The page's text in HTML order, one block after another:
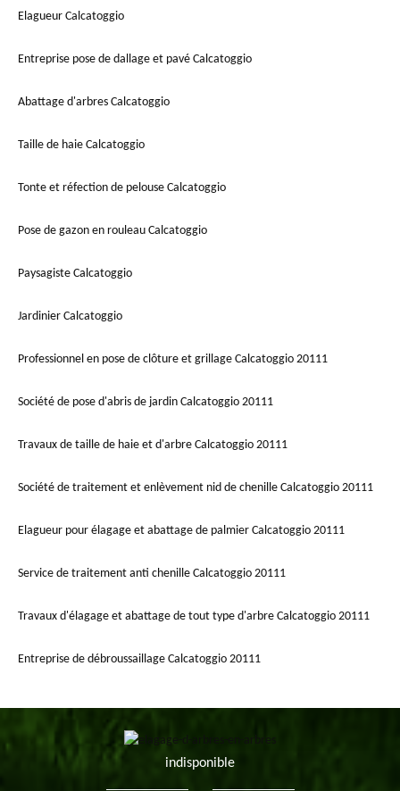
Elagueur Calcatoggio
Entreprise pose de dallage et pavé Calcatoggio
Abattage d'arbres Calcatoggio
Taille de haie Calcatoggio
Tonte et réfection de pelouse Calcatoggio
Pose de gazon en rouleau Calcatoggio
Paysagiste Calcatoggio
Jardinier Calcatoggio
Professionnel en pose de clôture et grillage Calcatoggio 20111
Société de pose d'abris de jardin Calcatoggio 20111
Travaux de taille de haie et d'arbre Calcatoggio 20111
Société de traitement et enlèvement nid de chenille Calcatoggio 20111
Elagueur pour élagage et abattage de palmier Calcatoggio 20111
Service de traitement anti chenille Calcatoggio 20111
Travaux d'élagage et abattage de tout type d'arbre Calcatoggio 20111
Entreprise de débroussaillage Calcatoggio 20111
indisponible